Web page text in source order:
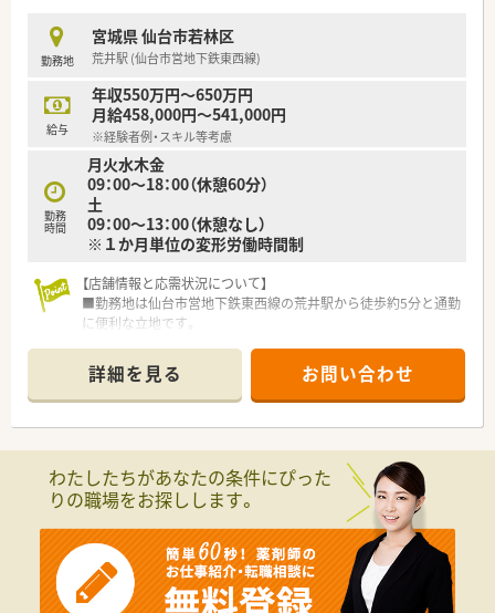
〇こんな薬局です〇
■近隣の内科クリニックからの外来対応や、在宅への対応も今後
積極的に行っていく店舗です。
■仙台市内の多くの店舗で施設の処方を多く受けており、応援や
人事交流を通して薬剤師としての幅を広げつつ活躍出来る環境
があります。
≪業務内容≫
■今後新店の可能性もあるエリアで業務拡大に伴う増員の募集
です。複数店舗を掛け持ち経験を積みたい、管理薬剤師として店
舗マネジメントをしたい、在宅に深く関わっていきたいetc、あな
たのキャリアアップに繋がるプランを一緒に考え配置を進めま
■運転の伴う業務があるため、基本運転免許が必須になります。
■広く新卒、第二新卒の募集をしている薬局です。ご希望や適性
に応じ、面接後に実際の配属店舗を提案いたします。
〇このような方にオススメです〇
■在宅経験があり、在宅対応スキルに更に磨きをかけたいとお考
えの方！
■在宅未経験だが、一からスキルを身に着けたいとお考えの方！
■中規模の薬局で安定経営の企業で地域の方々に貢献したい。
勤務地
宮城県 仙台市若林区
荒井駅 (仙台市営地下鉄東西線)
給与
年収550万円～650万円
月給458,000円～541,000円
※経験者例・スキル等考慮
勤務
時間
月火水木金
09：00～18：00（休憩60分）
土
09：00～13：00（休憩なし）
※１か月単位の変形労働時間制
【店舗情報と応需状況について】
■勤務地は仙台市営地下鉄東西線の荒井駅から徒歩約5分と通勤
に便利な立地です。
枚程度に対応します。
■薬剤師は常勤4名が在籍し、常時2名から3名体制で事務スタッ
フ3名と協力しています。
■管理薬剤師として勤務可能な方を対象とした募集です。保険
調剤のご経験が3年ある方歓迎です。
■患者様や医師との良好な関係性を築けることなど、コミュニケ
■報告・連絡・相談を徹底し、問い合わせにも迅速かつ誠実に対応
できる方を歓迎します。
【職場環境と雰囲気】
詳細を見る お問い合わせ
わたしたちがあなたの条件にぴった
りの職場をお探しします。